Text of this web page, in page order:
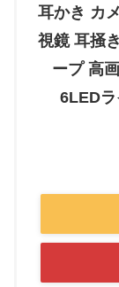
耳かき カ
視鏡 耳掻
ープ 高
6LED